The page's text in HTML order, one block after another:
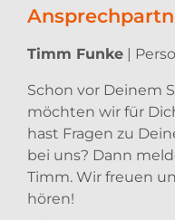
Timm Funke |
Schon vor Deinem
möchten wir für
hast Fragen zu
bei uns? Dann
Timm. Wir freuen
hören!